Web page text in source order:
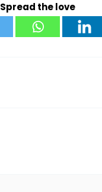
Spread the love